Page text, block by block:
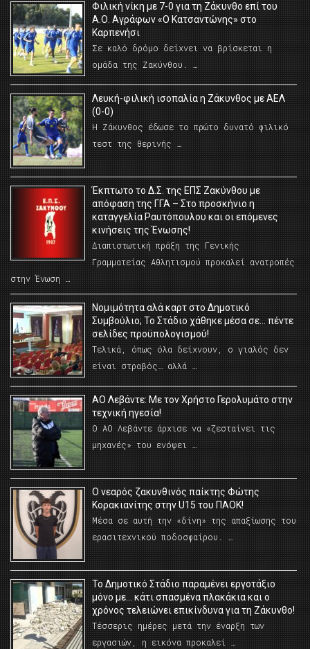
Φιλική νίκη με 7-0 για τη Ζάκυνθο επί του
Α.Ο. Αγράφων «Ο Κατσαντώνης» στο
Καρπενήσι
Σε καλό δρόμο δείχνει να βρίσκεται η
ομάδα της Ζακύνθου. …
Λευκή-φιλική ισοπαλία η Ζάκυνθος με ΑΕΛ
(0-0)
Η Ζάκυνθος έδωσε το πρώτο δυνατό φιλικό
τεστ της θερινής …
Έκπτωτο το Δ.Σ. της ΕΠΣ Ζακύνθου με
απόφαση της ΓΓΑ – Στο προσκήνιο η
καταγγελία Ραυτόπουλου και οι επόμενες
κινήσεις της Ένωσης!
Διαπιστωτική πράξη της Γενικής
Γραμματείας Αθλητισμού προκαλεί ανατροπές
στην Ένωση …
Νομιμότητα αλά καρτ στο Δημοτικό
Συμβούλιο; Το Στάδιο χάθηκε μέσα σε… πέντε
σελίδες προϋπολογισμού!
Τελικά, όπως όλα δείχνουν, ο γιαλός δεν
είναι στραβός… αλλά …
ΑΟ Λεβάντε: Με τον Χρήστο Γερολυμάτο στην
τεχνική ηγεσία!
Ο ΑΟ Λεβάντε άρχισε να «ζεσταίνει τις
μηχανές» του ενόψει …
O νεαρός ζακυνθινός παίκτης Φώτης
Κορακιανίτης στην U15 του ΠΑΟΚ!
Μέσα σε αυτή την «δίνη» της απαξίωσης του
ερασιτεχνικού ποδοσφαίρου. …
Το Δημοτικό Στάδιο παραμένει εργοτάξιο
μόνο με… κάτι σπασμένα πλακάκια και ο
χρόνος τελειώνει επικίνδυνα για τη Ζάκυνθο!
Τέσσερις ημέρες μετά την έναρξη των
εργασιών, η εικόνα προκαλεί …